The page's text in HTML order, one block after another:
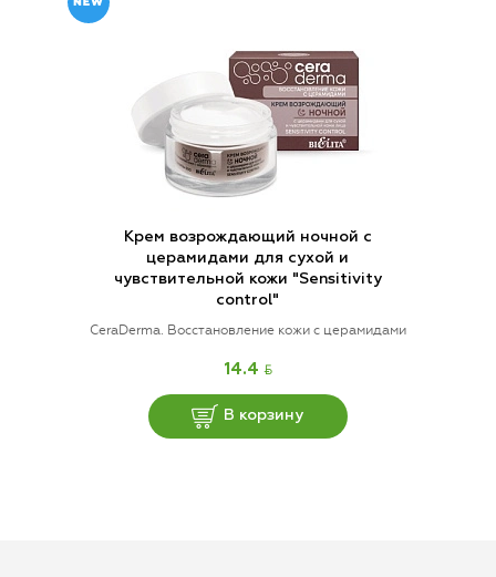
Крем возрождающий ночной с
церамидами для сухой и
чувствительной кожи "Sensitivity
control"
CeraDermа. Восстановление кожи с церамидами
14.4 BYN
В корзину